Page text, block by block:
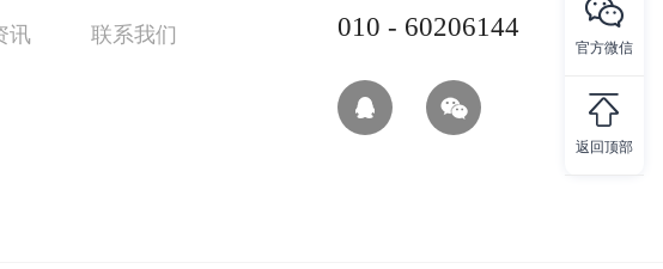
讯
联系我们
010 - 60206144
官方微信
返回顶部